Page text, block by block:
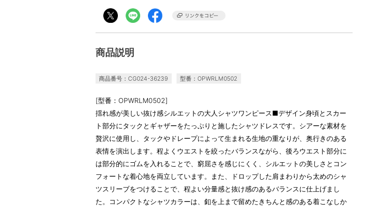
商品説明
商品番号：CG024-36239 型番：OPWRLM0502
[型番：OPWRLM0502]
揺れ感が美しい抜け感シルエットの大人シャツワンピース■デザイン身頃とスカー
ト部分にタックとギャザーをたっぷりと施したシャツドレスです。シアーな素材を
贅沢に使用し、タックやドレープによって生まれる生地の重なりが、奥行きのある
表情を演出します。程よくウエストを絞ったバランスながら、後ろウエスト部分に
は部分的にゴムを入れることで、窮屈さを感じにくく、シルエットの美しさとコン
フォートな着心地を両立しています。また、ドロップした肩まわりから太めのシャ
ツスリーブをつけることで、程よい分量感と抜け感のあるバランスに仕上げまし
た。コンパクトなシャツカラーは、釦を上まで留めたきちんと感のある着こなしか